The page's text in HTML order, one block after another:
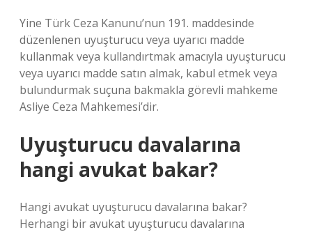
Yine Türk Ceza Kanunu’nun 191. maddesinde
düzenlenen uyuşturucu veya uyarıcı madde
kullanmak veya kullandırtmak amacıyla uyuşturucu
veya uyarıcı madde satın almak, kabul etmek veya
bulundurmak suçuna bakmakla görevli mahkeme
Asliye Ceza Mahkemesi’dir.
Uyuşturucu davalarına
hangi avukat bakar?
Hangi avukat uyuşturucu davalarına bakar?
Herhangi bir avukat uyuşturucu davalarına